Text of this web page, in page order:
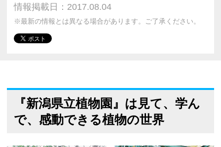
情報掲載日：2017.08.04
※最新の情報とは異なる場合があります。ご了承ください。
『新潟県立植物園』は見て、学ん
で、感動できる植物の世界